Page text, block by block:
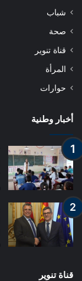
شباب
صحة
قناة تنوير
المرأة
حوارات
أخبار وطنية
قناة تنوير